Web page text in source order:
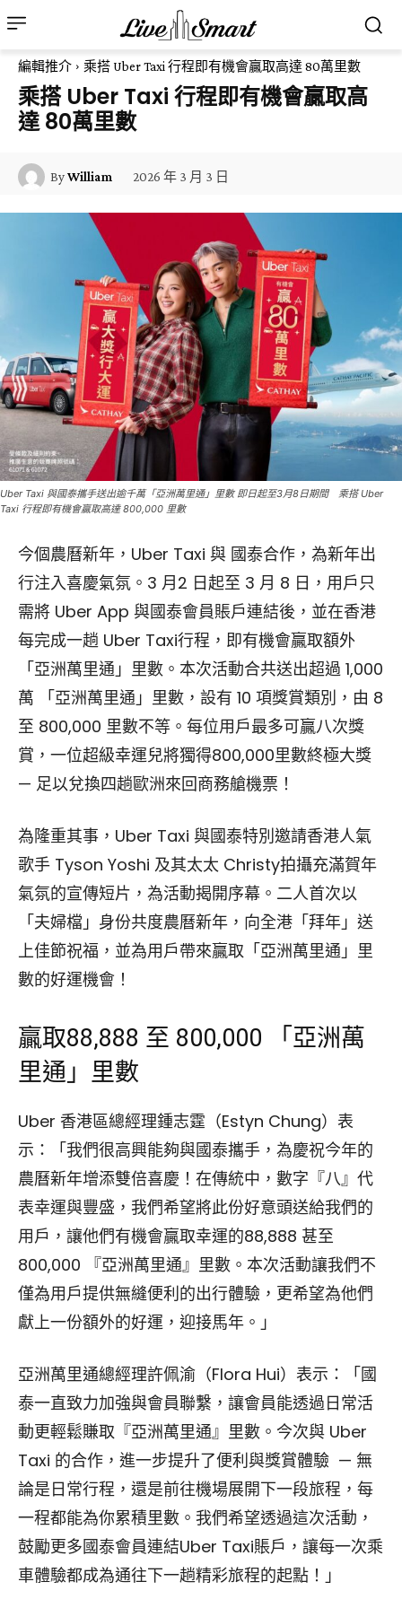
編輯推介 乘搭 Uber Taxi 行程即有機會贏取高達 80萬里數
乘搭 Uber Taxi 行程即有機會贏取高
達 80萬里數
ByWilliam 2026 年 3 月 3 日
Uber Taxi 與國泰攜手送出逾千萬「亞洲萬里通」里數 即日起至3月8日期間 乘搭 Uber
Taxi 行程即有機會贏取高達 800,000 里數
今個農曆新年，Uber Taxi 與 國泰合作，為新年出
行注入喜慶氣氛。3 月2 日起至 3 月 8 日，用戶只
需將 Uber App 與國泰會員賬戶連結後，並在香港
每完成一趟 Uber Taxi行程，即有機會贏取額外
「亞洲萬里通」里數。本次活動合共送出超過 1,000
萬 「亞洲萬里通」里數，設有 10 項獎賞類別，由 8
至 800,000 里數不等。每位用戶最多可贏八次獎
賞，一位超級幸運兒將獨得800,000里數終極大獎
— 足以兌換四趟歐洲來回商務艙機票！
為隆重其事，Uber Taxi 與國泰特別邀請香港人氣
歌手 Tyson Yoshi 及其太太 Christy拍攝充滿賀年
氣氛的宣傳短片，為活動揭開序幕。二人首次以
「夫婦檔」身份共度農曆新年，向全港「拜年」送
上佳節祝福，並為用戶帶來贏取「亞洲萬里通」里
數的好運機會！
贏取88,888 至 800,000 「亞洲萬
里通」里數
Uber 香港區總經理鍾志霆（Estyn Chung）表
示：「我們很高興能夠與國泰攜手，為慶祝今年的
農曆新年增添雙倍喜慶！在傳統中，數字『八』代
表幸運與豐盛，我們希望將此份好意頭送給我們的
用戶，讓他們有機會贏取幸運的88,888 甚至
800,000 『亞洲萬里通』里數。本次活動讓我們不
僅為用戶提供無縫便利的出行體驗，更希望為他們
獻上一份額外的好運，迎接馬年。」
亞洲萬里通總經理許佩渝（Flora Hui）表示：「國
泰一直致力加強與會員聯繫，讓會員能透過日常活
動更輕鬆賺取『亞洲萬里通』里數。今次與 Uber
Taxi 的合作，進一步提升了便利與獎賞體驗 — 無
論是日常行程，還是前往機場展開下一段旅程，每
一程都能為你累積里數。我們希望透過這次活動，
鼓勵更多國泰會員連結Uber Taxi賬戶，讓每一次乘
車體驗都成為通往下一趟精彩旅程的起點！」